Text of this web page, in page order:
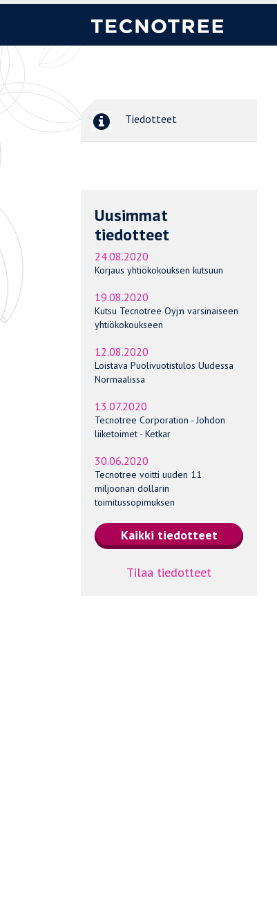
Tiedotteet
Uusimmat
tiedotteet
24.08.2020
Korjaus yhtiökokouksen kutsuun
19.08.2020
Kutsu Tecnotree Oyj:n varsinaiseen
yhtiökokoukseen
12.08.2020
Loistava Puolivuotistulos Uudessa
Normaalissa
13.07.2020
Tecnotree Corporation - Johdon
liiketoimet - Ketkar
30.06.2020
Tecnotree voitti uuden 11
miljoonan dollarin
toimitussopimuksen
Tilaa tiedotteet